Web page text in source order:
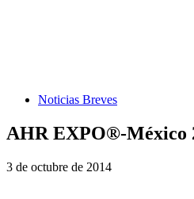
Noticias Breves
AHR EXPO®-México
3 de octubre de 2014